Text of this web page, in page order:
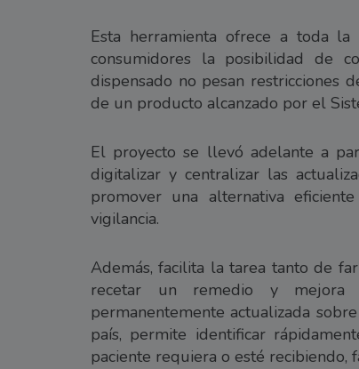
Esta herramienta ofrece a toda la
consumidores la posibilidad de
dispensado no pesan restricciones
de un producto alcanzado por el
El proyecto se llevó adelante a
digitalizar y centralizar las
promover una alternativa
vigilancia.
Además, facilita la tarea tanto de
recetar un remedio y mejora
permanentemente actualizada
país, permite identificar
paciente requiera o esté recibiendo,